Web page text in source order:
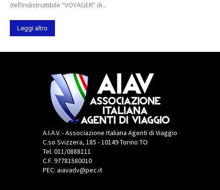
dell’indistruttibile “VOYAGER” di...
Leggi altro
A.I.A.V. - Associazione Italiana Agenti di Viaggio
C.so Svizzera, 185 - 10149 Torino TO
Tel. 011/0888111
C.F. 97781580010
PEC: aiavadv@pec.it